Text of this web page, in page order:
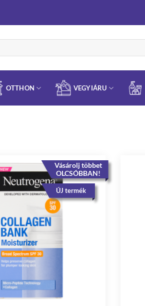
OTTHON VEGYIÁRU
Vásárolj többet
OLCSÓBBAN!
ÚJ termék